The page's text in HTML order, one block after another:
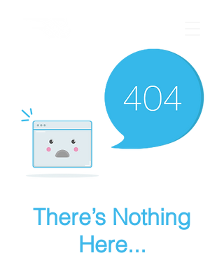
There’s Nothing
Here...